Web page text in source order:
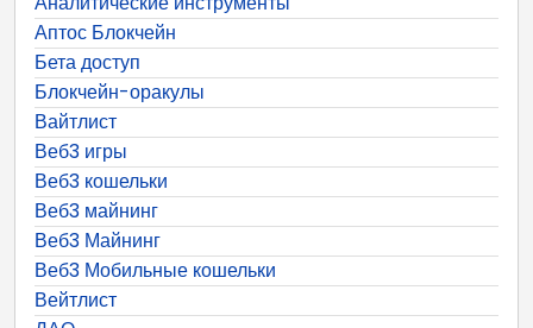
Аптос Блокчейн
Бета доступ
Блокчейн-оракулы
Вайтлист
Веб3 игры
Веб3 кошельки
Веб3 майнинг
Веб3 Майнинг
Веб3 Мобильные кошельки
Вейтлист